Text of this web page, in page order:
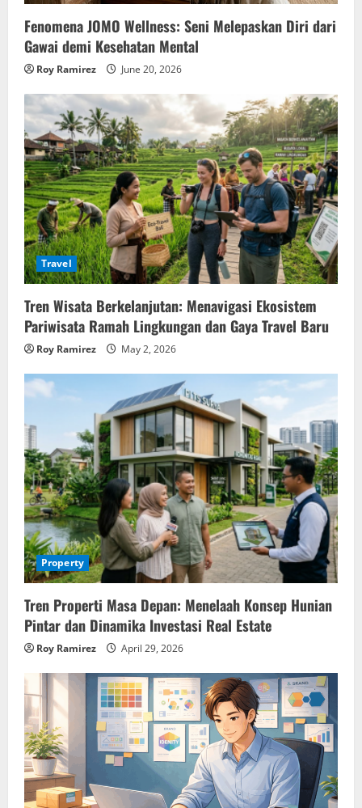
Fenomena JOMO Wellness: Seni Melepaskan Diri dari
Gawai demi Kesehatan Mental
Roy Ramirez June 20, 2026
Travel
Tren Wisata Berkelanjutan: Menavigasi Ekosistem
Pariwisata Ramah Lingkungan dan Gaya Travel Baru
Roy Ramirez May 2, 2026
Property
Tren Properti Masa Depan: Menelaah Konsep Hunian
Pintar dan Dinamika Investasi Real Estate
Roy Ramirez April 29, 2026